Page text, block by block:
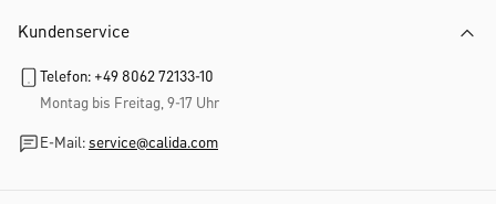
Kundenservice
Telefon: +49 8062 72133-10
Montag bis Freitag, 9-17 Uhr
E-Mail: service@calida.com